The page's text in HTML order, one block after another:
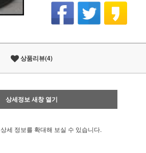
상품리뷰(4)
상세정보 새창 열기
상세 정보를 확대해 보실 수 있습니다.